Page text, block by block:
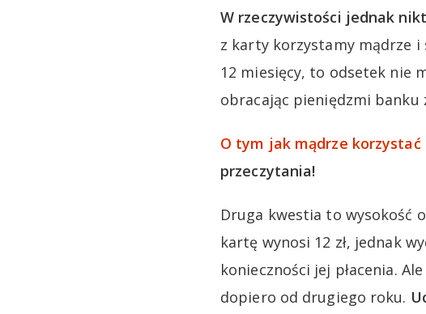
W rzeczywistości jednak
z karty korzystamy mądrze i
12 miesięcy, to odsetek nie
obracając pieniędzmi banku
O tym jak mądrze
przeczytania!
Druga kwestia to wysokość
kartę wynosi 12 zł, jednak
konieczności jej płacenia.
dopiero od drugiego roku.